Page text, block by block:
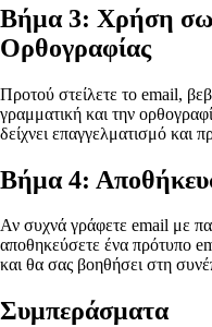
Βήμα 3: Χρήση
Ορθογραφίας
Προτού στείλετε το email,
γραμματική και την
δείχνει επαγγελματισμό και
Βήμα 4:
Αν συχνά γράφετε email με
αποθηκεύσετε ένα πρότυπο
και θα σας βοηθήσει στη
Συμπεράσματα